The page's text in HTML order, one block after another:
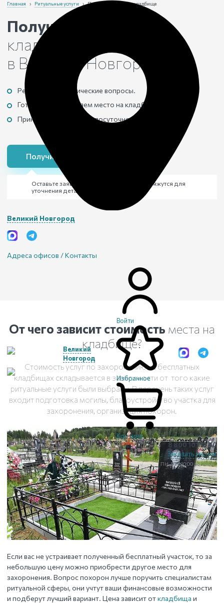
Великий Новгород
Адреса офисов / Контакты
Великий
Новгород
Войти
Избранное
Корзина
8 800 101 18 40
Заказать звонок
ПН-ВС с 10:00 до 20:00
Главная › Ритуальные услуги › Получение места на кладбище
Получение места
кладбище
в Великом Новгороде
Решаем все юридические вопросы.
Готовим и оформляем место на кладбище.
Принимаем заявки круглосуточно.
Получить место на кладбище
Оставьте заявку и через 15 минут с вами свяжутся для
уточнения деталей похорон
От чего зависит стоимость места на
кладбище?
Стоимость услуг по захоронению на бесплатных
кладбищах складывается в зависимости от того какие
ритуальные услуги были выбраны. В перечень таких услуг
входит подготовка могилы, благоустройство участка для
захоронения, организация похорон.
Если вас не устраивает полученный бесплатный участок, то за
небольшую цену можно приобрести другое место для
захоронения. Вопрос похорон лучше поручить специалистам
ритуальной сферы, они учтут ваши финансовые возможности
и подберут лучший вариант. Цена зависит откладбища и